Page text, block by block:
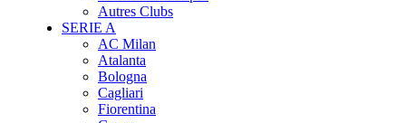
Autres Clubs
SERIE A
AC Milan
Atalanta
Bologna
Cagliari
Fiorentina